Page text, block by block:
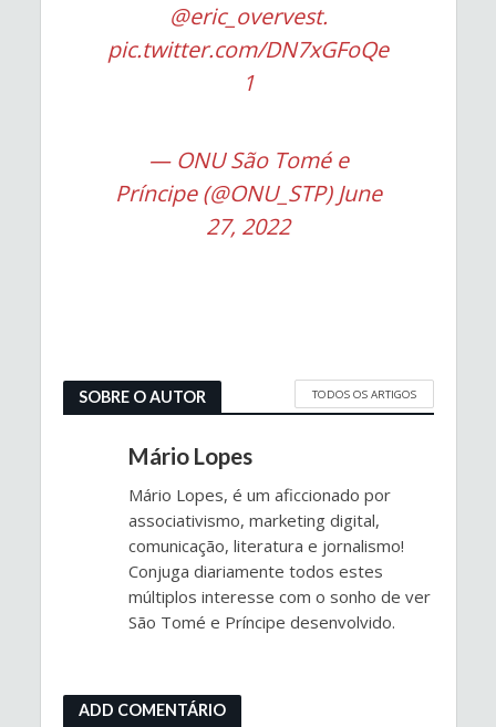
@eric_overvest.
pic.twitter.com/DN7xGFoQe
1
— ONU São Tomé e
Príncipe (@ONU_STP)June
27, 2022
SOBRE O AUTOR TODOS OS ARTIGOS
Mário Lopes
Mário Lopes, é um aficcionado por
associativismo, marketing digital,
comunicação, literatura e jornalismo!
Conjuga diariamente todos estes
múltiplos interesse com o sonho de ver
São Tomé e Príncipe desenvolvido.
ADD COMENTÁRIO